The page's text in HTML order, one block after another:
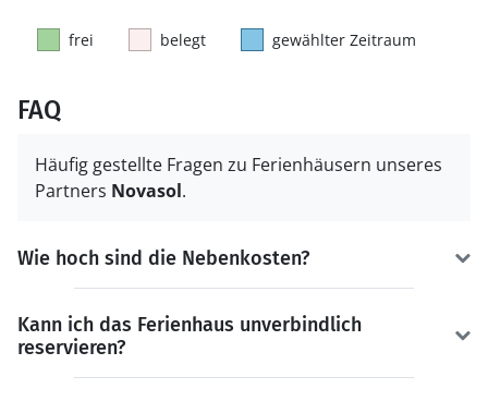
frei belegt gewählter Zeitraum
FAQ
Häufig gestellte Fragen zu Ferienhäusern unseres
Partners Novasol.
Wie hoch sind die Nebenkosten?
Kann ich das Ferienhaus unverbindlich
reservieren?